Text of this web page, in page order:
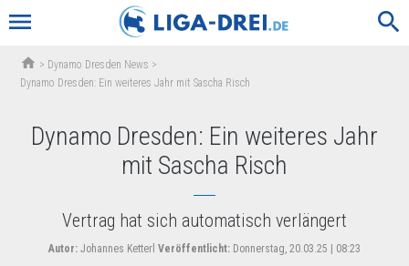
menu search
home > Dynamo Dresden News >
Dynamo Dresden: Ein weiteres Jahr mit Sascha Risch
Dynamo Dresden: Ein weiteres Jahr
mit Sascha Risch
Vertrag hat sich automatisch verlängert
Autor: Johannes Ketterl Veröffentlicht: Donnerstag, 20.03.25 | 08:23